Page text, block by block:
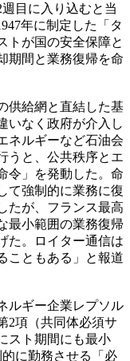
目に入り込むと当
年に制定した「タ
トが国の安全保障と
期間と業務復帰を命
供給網と直結した基
いなく政府が介入し
ネルギーなど石油会
うと、公共秩序とエ
令」を発動した。命
て強制的に業務に復
たが、フランス最高
最小範囲の業務復帰
た。ロイター通信は
こともある」と報道
ルギー企業レプソル
2項（共同体必須サ
スト期間にも最小
に勤務させる「必